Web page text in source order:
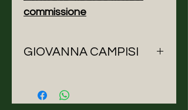
commissione
GIOVANNA CAMPISI
Campisi Architetto e Fashion
Designer.